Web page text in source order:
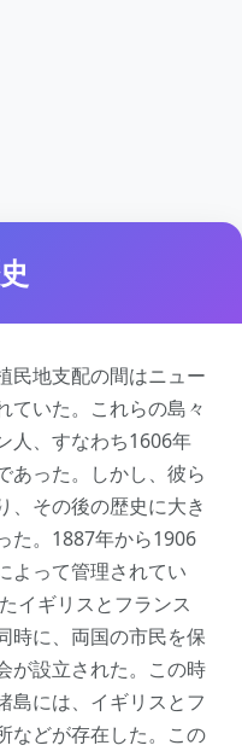
民地支配の間はニュー
ていた。これらの島々
人、すなわち1606年
あった。しかし、彼ら
、その後の歴史に大き
た。1887年から1906
よって管理されてい
イギリスとフランス
時に、両国の市民を保
が設立された。この時
島には、イギリスとフ
などが存在した。この